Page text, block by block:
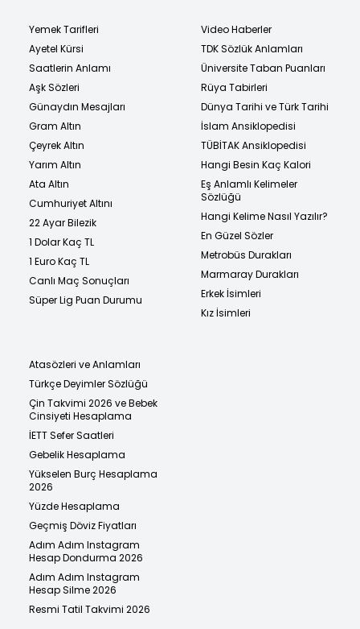
Yemek Tarifleri
Ayetel Kürsi
Saatlerin Anlamı
Aşk Sözleri
Günaydın Mesajları
Gram Altın
Çeyrek Altın
Yarım Altın
Ata Altın
Cumhuriyet Altını
22 Ayar Bilezik
1 Dolar Kaç TL
1 Euro Kaç TL
Canlı Maç Sonuçları
Süper Lig Puan Durumu
Video Haberler
TDK Sözlük Anlamları
Üniversite Taban Puanları
Rüya Tabirleri
Dünya Tarihi ve Türk Tarihi
İslam Ansiklopedisi
TÜBİTAK Ansiklopedisi
Hangi Besin Kaç Kalori
Eş Anlamlı Kelimeler
Sözlüğü
Hangi Kelime Nasıl Yazılır?
En Güzel Sözler
Metrobüs Durakları
Marmaray Durakları
Erkek İsimleri
Kız İsimleri
Atasözleri ve Anlamları
Türkçe Deyimler Sözlüğü
Çin Takvimi 2026 ve Bebek
Cinsiyeti Hesaplama
İETT Sefer Saatleri
Gebelik Hesaplama
Yükselen Burç Hesaplama
2026
Yüzde Hesaplama
Geçmiş Döviz Fiyatları
Adım Adım Instagram
Hesap Dondurma 2026
Adım Adım Instagram
Hesap Silme 2026
Resmi Tatil Takvimi 2026